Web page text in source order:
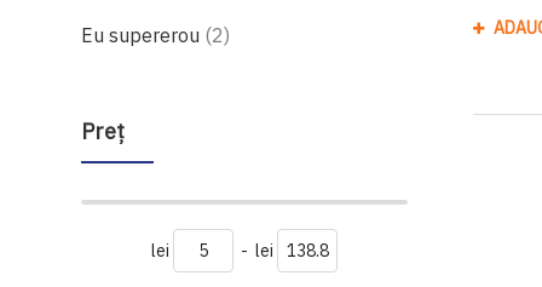
Eu supererou 2produse
Preţ
lei - lei